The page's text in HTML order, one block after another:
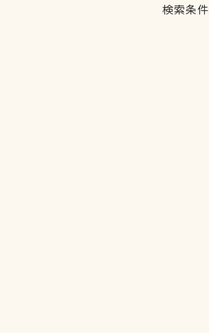
検索条